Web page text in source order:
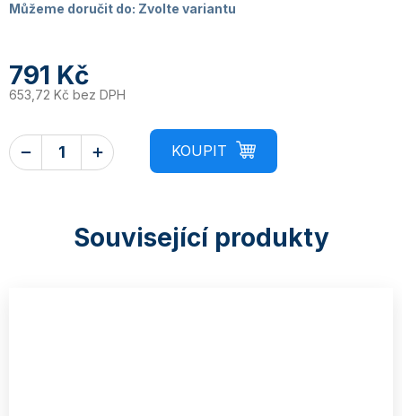
Můžeme doručit do: Zvolte variantu
791 Kč
653,72 Kč bez DPH
Související produkty